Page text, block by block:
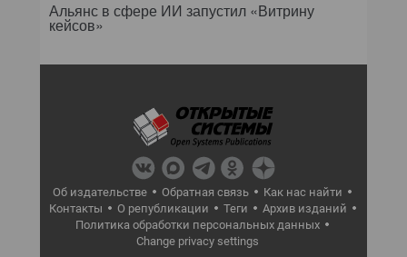
Альянс в сфере ИИ запустил «Витрину
кейсов»
Об издательстве Обратная связь
Как нас найти
Контакты
О републикации Теги
Архив изданий
Политика обработки персональных данных
Change privacy settings